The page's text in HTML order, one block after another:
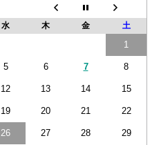
水 木 金 土
1
5 6 7 8
12 13 14 15
19 20 21 22
26 27 28 29